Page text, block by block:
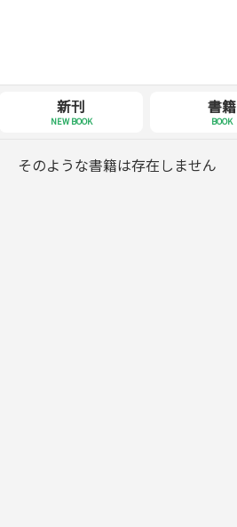
新刊
NEW BOOK
書籍
BOOK
そのような書籍は存在しません